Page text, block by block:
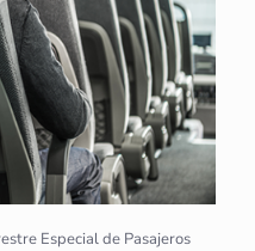
Especial de Pasajeros